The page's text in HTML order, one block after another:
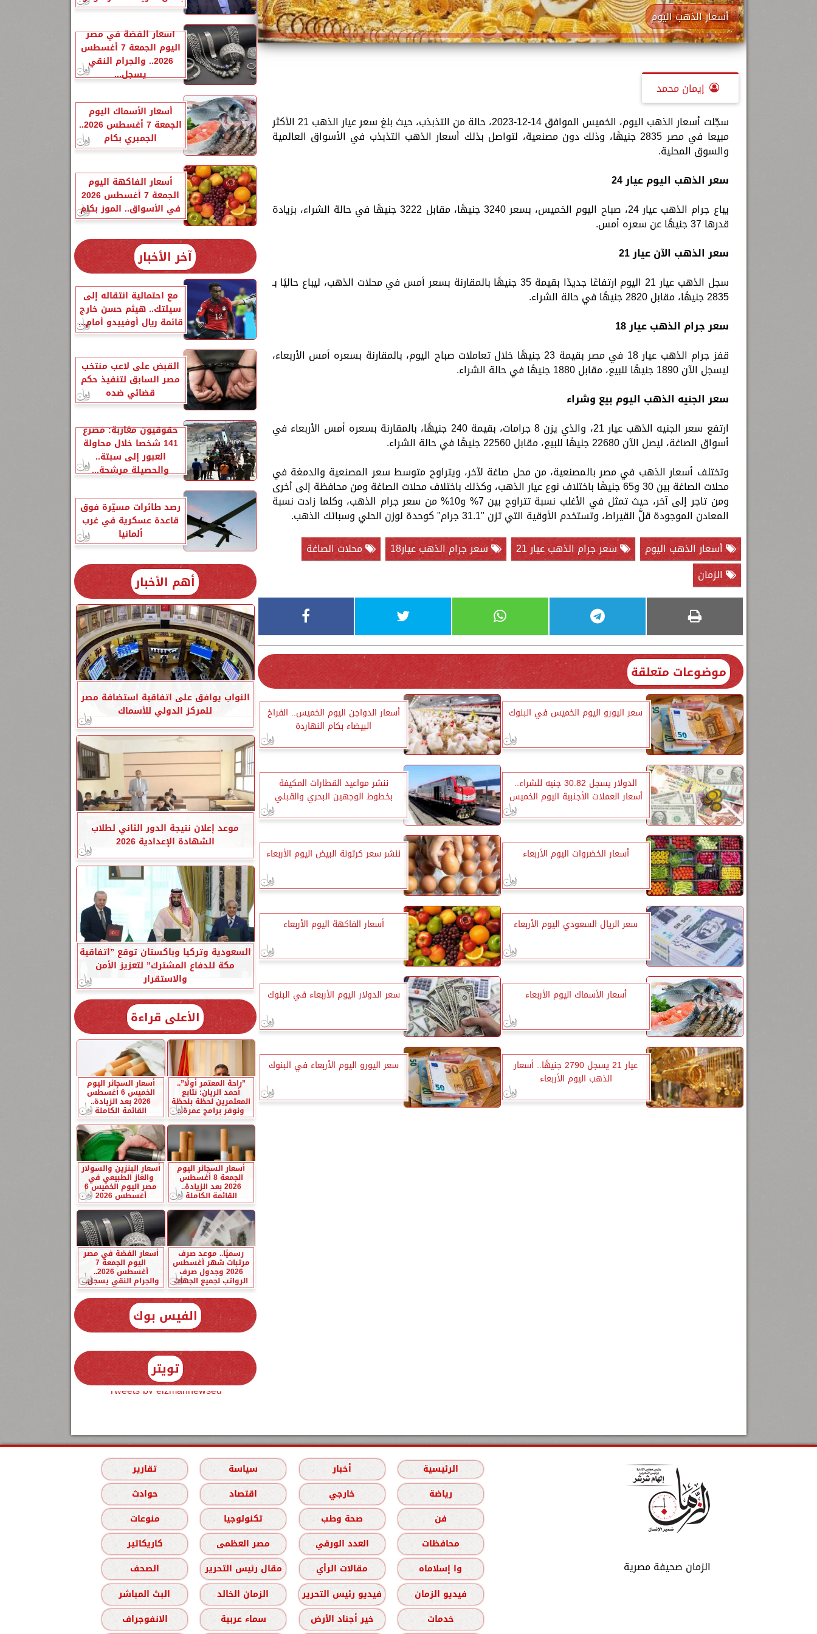
أسعار الذهب اليوم
إيمان محمد
سجّلت أسعار الذهب اليوم، الخميس الموافق 14-12-2023، حالة من التذبذب، حيث بلغ سعر عيار الذهب 21 الأكثر
مبيعا في مصر 2835 جنيهًا، وذلك دون مصنعية، لتواصل بذلك أسعار الذهب التذبذب في الأسواق العالمية
والسوق المحلية.
سعر الذهب اليوم عيار 24
يباع جرام الذهب عيار 24، صباح اليوم الخميس، بسعر 3240 جنيهًا، مقابل 3222 جنيهًا في حالة الشراء، بزيادة
قدرها 37 جنيهًا عن سعره أمس.
سعر الذهب الآن عيار 21
سجل الذهب عيار 21 اليوم ارتفاعًا جديدًا بقيمة 35 جنيهًا بالمقارنة بسعر أمس في محلات الذهب، ليباع حاليًا بـ
2835 جنيهًا، مقابل 2820 جنيهًا في حالة الشراء.
سعر جرام الذهب عيار 18
قفز جرام الذهب عيار 18 في مصر بقيمة 23 جنيهًا خلال تعاملات صباح اليوم، بالمقارنة بسعره أمس الأربعاء،
ليسجل الآن 1890 جنيهًا للبيع، مقابل 1880 جنيهًا في حالة الشراء.
سعر الجنيه الذهب اليوم بيع وشراء
ارتفع سعر الجنيه الذهب عيار 21، والذي يزن 8 جرامات، بقيمة 240 جنيهًا، بالمقارنة بسعره أمس الأربعاء في
أسواق الصاغة، ليصل الآن 22680 جنيهًا للبيع، مقابل 22560 جنيهًا في حالة الشراء.
وتختلف أسعار الذهب في مصر بالمصنعية، من محل صاغة لآخر، ويتراوح متوسط سعر المصنعية والدمغة في
محلات الصاغة بين 30 و65 جنيهًا باختلاف نوع عيار الذهب، وكذلك باختلاف محلات الصاغة ومن محافظة إلى أخرى
ومن تاجر إلى آخر، حيث تمثل في الأغلب نسبة تتراوح بين 7% و10% من سعر جرام الذهب، وكلما زادت نسبة
المعادن الموجودة قلَّ القيراط، وتستخدم الأوقية التي تزن "31.1 جرام" كوحدة لوزن الحلي وسبائك الذهب.
أسعار الذهب اليوم
سعر جرام الذهب عيار 21 سعر جرام الذهب عيار18
محلات الصاغة
الزمان
موضوعات متعلقة
سعر اليورو اليوم الخميس في البنوك
أسعار الدواجن اليوم الخميس.. الفراخ
البيضاء بكام النهاردة
الدولار يسجل 30.82 جنيه للشراء..
أسعار العملات الأجنبية اليوم الخميس
ننشر مواعيد القطارات المكيفة
بخطوط الوجهين البحري والقبلي
أسعار الخضروات اليوم الأربعاء ننشر سعر كرتونة البيض اليوم الأربعاء
سعر الريال السعودي اليوم الأربعاء أسعار الفاكهة اليوم الأربعاء
أسعار الأسماك اليوم الأربعاء سعر الدولار اليوم الأربعاء في البنوك
عيار 21 يسجل 2790 جنيهًا.. أسعار
الذهب اليوم الأربعاء
سعر اليورو اليوم الأربعاء في البنوك
أسعار الفضة في مصر
اليوم الجمعة 7 أغسطس
2026.. والجرام النقي
يسجل...
أسعار الأسماك اليوم
الجمعة 7 أغسطس 2026..
الجمبري بكام
أسعار الفاكهة اليوم
الجمعة 7 أغسطس 2026
في الأسواق.. الموز بكام
آخر الأخبار
مع احتمالية انتقاله إلى
سيلتك.. هيثم حسن خارج
قائمة ريال أوفييدو أمام...
القبض على لاعب منتخب
مصر السابق لتنفيذ حكم
قضائي ضده
حقوقيون مغاربة: مصرع
141 شخصا خلال محاولة
العبور إلى سبتة..
والحصيلة مرشحة...
رصد طائرات مسيّرة فوق
قاعدة عسكرية في غرب
ألمانيا
أهم الأخبار
النواب يوافق على اتفاقية استضافة مصر
للمركز الدولي للأسماك
موعد إعلان نتيجة الدور الثاني لطلاب
الشهادة الإعدادية 2026
السعودية وتركيا وباكستان توقع ”اتفاقية
مكة للدفاع المشترك” لتعزيز الأمن
والاستقرار
الأعلى قراءة
”راحة المعتمر أولًا”..
أحمد الريان: نتابع
المعتمرين لحظة بلحظة
ونوفر برامج عمرة...
أسعار السجائر اليوم
الخميس 6 أغسطس
2026 بعد الزيادة..
القائمة الكاملة
أسعار السجائر اليوم
الجمعة 8 أغسطس
2026 بعد الزيادة..
القائمة الكاملة
أسعار البنزين والسولار
والغاز الطبيعي في
مصر اليوم الخميس 6
أغسطس 2026
رسميًا.. موعد صرف
مرتبات شهر أغسطس
2026 وجدول صرف
الرواتب لجميع الجهات
أسعار الفضة في مصر
اليوم الجمعة 7
أغسطس 2026..
والجرام النقي يسجل...
الفيس بوك
تويتر
Tweets by elzmannewseg
الزمان صحيفة مصرية
الرئيسية أخبار سياسة
تقارير
رياضة
خارجي اقتصاد
حوادث
فن
صحة وطب تكنولوجيا
منوعات
محافظات
العدد الورقي مصر العظمى
كاريكاتير
وا إسلاماه
مقالات الرأي مقال رئيس التحرير
الصحف
فيديو الزمان
فيديو رئيس التحرير الزمان الخالد
البث المباشر
خدمات
خير أجناد الأرض سماء عربية الانفوجراف